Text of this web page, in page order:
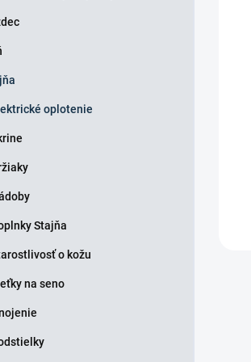
oplotenie
Stajňa
o kožu
na seno